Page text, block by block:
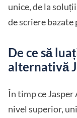
unice, de la
de scriere bazate
De ce să
alternativă
În timp ce Jasper
nivel superior,